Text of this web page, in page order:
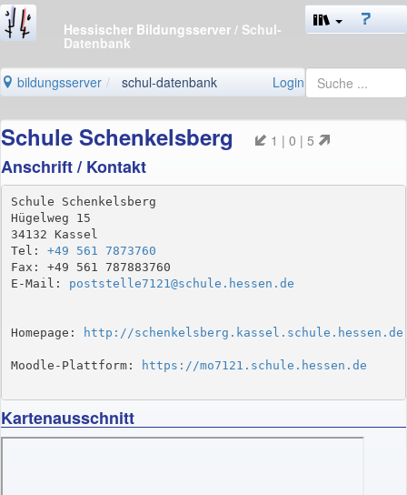
Hessischer Bildungsserver / Schul-
Datenbank
bildungsserver schul-datenbank Login
Schule Schenkelsberg 1 | 0 | 5
Anschrift / Kontakt
Schule Schenkelsberg
Hügelweg 15
34132 Kassel
Tel: +49 561 7873760
Fax: +49 561 787883760
E-Mail: poststelle7121@schule.hessen.de
Homepage: http://schenkelsberg.kassel.schule.hessen.de
Moodle-Plattform: https://mo7121.schule.hessen.de
Kartenausschnitt